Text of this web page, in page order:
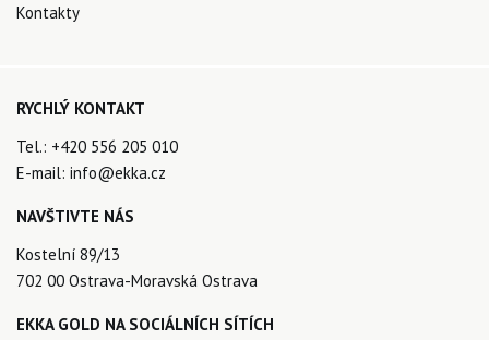
Kontakty
RYCHLÝ KONTAKT
Tel.: +420 556 205 010
E-mail: info@ekka.cz
NAVŠTIVTE NÁS
Kostelní 89/13
702 00 Ostrava-Moravská Ostrava
EKKA GOLD NA SOCIÁLNÍCH SÍTÍCH